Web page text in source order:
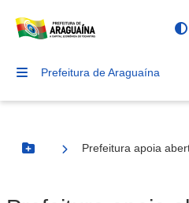
Prefeitura de Araguaína
Botão Menu
Prefeitura apoia